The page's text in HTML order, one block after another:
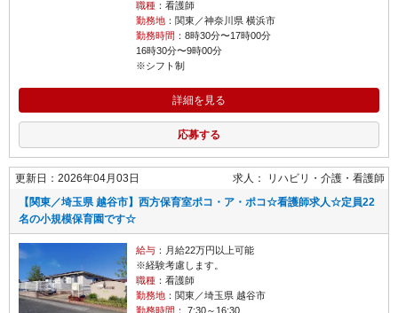
職種：看護師
勤務地：関東／神奈川県 横浜市
勤務時間 ：8時30分〜17時00分
16時30分〜9時00分
※シフト制
詳細を見る
応募する
更新日：2026年04月03日 求人： リハビリ・介護
看護師
【関東／埼玉県 越谷市】西方保育室ポコ・ア・ポコ☆看護師求人☆定員22
名の小規模保育園です☆
給与：月給22万円以上可能
※経験考慮します。
職種：看護師
勤務地：関東／埼玉県 越谷市
勤務時間 ： 7:30～16:30